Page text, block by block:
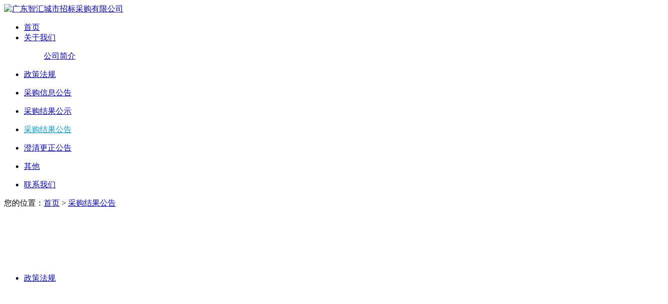
首页
关于我们
公司简介
政策法规
采购信息公告
采购结果公示
采购结果公告
澄清更正公告
其他
联系我们
您的位置： 首页 > 采购结果公告
政策法规